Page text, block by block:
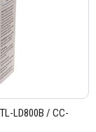
LD800B / CC-